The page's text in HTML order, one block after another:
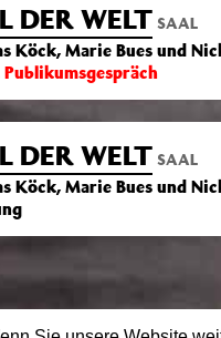
DER WELT SAAL
Köck, Marie Bues und
DER WELT SAAL
Köck, Marie Bues und